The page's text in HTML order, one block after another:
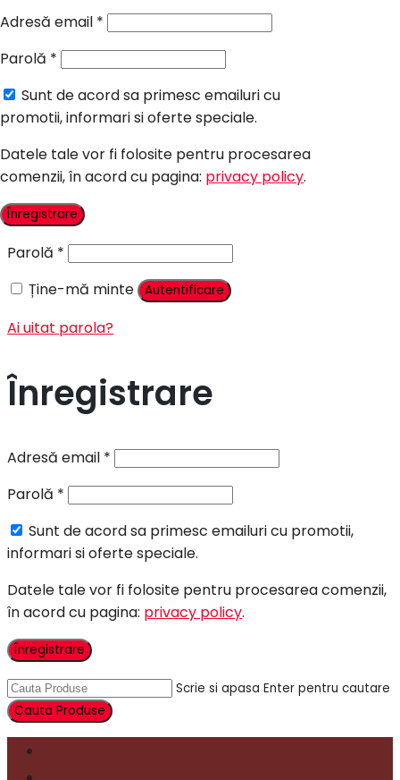
Candy Bar Botez
Contact
Autentificare
Parolă *
Ține-mă minte
Autentificare
Ai uitat parola?
Înregistrare
Adresă email *
Parolă *
Sunt de acord sa primesc emailuri cu promotii,
informari si oferte speciale.
Datele tale vor fi folosite pentru procesarea comenzii,
în acord cu pagina: privacy policy.
Înregistrare
Scrie si apasa Enter pentru cautare
Adresă email *
Parolă *
Sunt de acord sa primesc emailuri cu
promotii, informari si oferte speciale.
Datele tale vor fi folosite pentru procesarea
comenzii, în acord cu pagina: privacy policy.
Înregistrare